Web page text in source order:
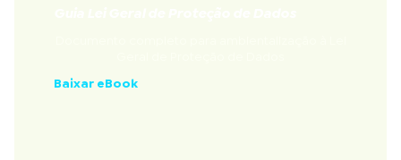
Baixar eBook